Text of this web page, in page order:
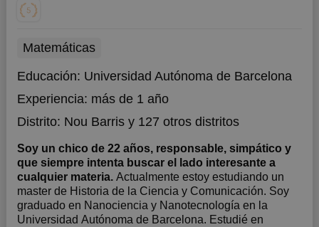
Matemáticas
Educación: Universidad Autónoma de Barcelona
Experiencia: más de 1 año
Distrito: Nou Barrisy 127 otros distritos
Soy un chico de 22 años, responsable, simpático y
que siempre intenta buscar el lado interesante a
cualquier materia. Actualmente estoy estudiando un
master de Historia de la Ciencia y Comunicación. Soy
graduado en Nanociencia y Nanotecnología en la
Universidad Autónoma de Barcelona. Estudié en